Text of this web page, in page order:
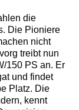
die
Die Pioniere
nicht
treibt nun
150 PS an. Er
und findet
Platz. Die
kennt